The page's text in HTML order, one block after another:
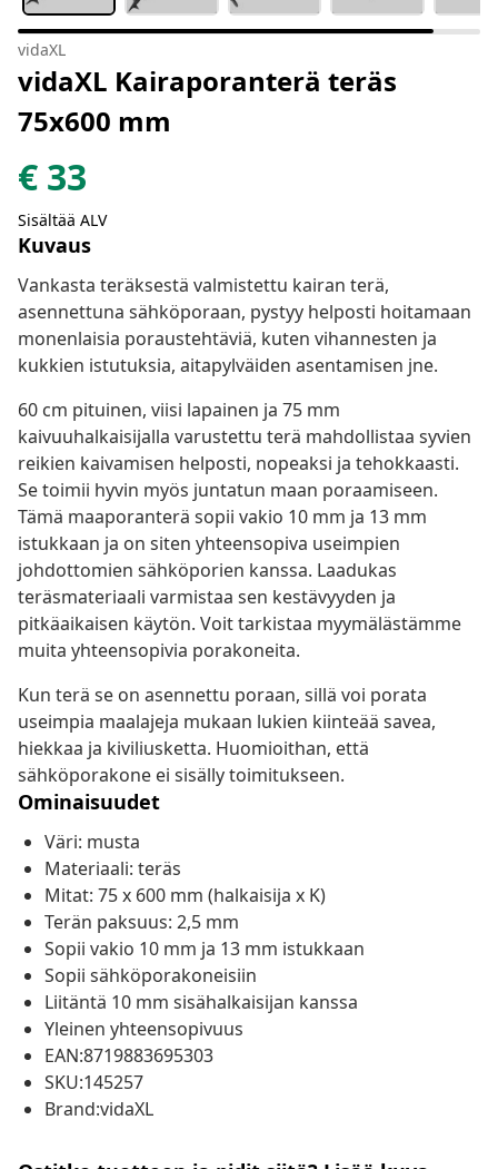
vidaXL
vidaXL Kairaporanterä teräs
75x600 mm
€ 33
Sisältää ALV
Kuvaus
Vankasta teräksestä valmistettu kairan terä,
asennettuna sähköporaan, pystyy helposti hoitamaan
monenlaisia poraustehtäviä, kuten vihannesten ja
kukkien istutuksia, aitapylväiden asentamisen jne.
60 cm pituinen, viisi lapainen ja 75 mm
kaivuuhalkaisijalla varustettu terä mahdollistaa syvien
reikien kaivamisen helposti, nopeaksi ja tehokkaasti.
Se toimii hyvin myös juntatun maan poraamiseen.
Tämä maaporanterä sopii vakio 10 mm ja 13 mm
istukkaan ja on siten yhteensopiva useimpien
johdottomien sähköporien kanssa. Laadukas
teräsmateriaali varmistaa sen kestävyyden ja
pitkäaikaisen käytön. Voit tarkistaa myymälästämme
muita yhteensopivia porakoneita.
Kun terä se on asennettu poraan, sillä voi porata
useimpia maalajeja mukaan lukien kiinteää savea,
hiekkaa ja kiviliusketta. Huomioithan, että
sähköporakone ei sisälly toimitukseen.
Ominaisuudet
Väri: musta
Materiaali: teräs
Mitat: 75 x 600 mm (halkaisija x K)
Terän paksuus: 2,5 mm
Sopii vakio 10 mm ja 13 mm istukkaan
Sopii sähköporakoneisiin
Liitäntä 10 mm sisähalkaisijan kanssa
Yleinen yhteensopivuus
EAN:8719883695303
SKU:145257
Brand:vidaXL